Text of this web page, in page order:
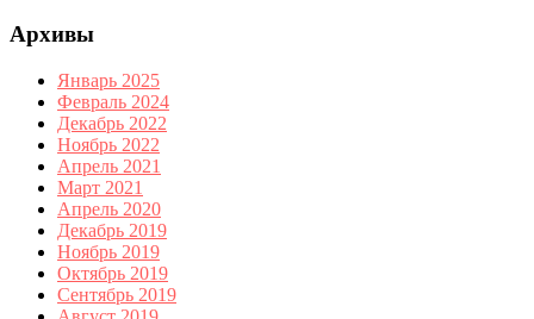
Архивы
Январь 2025
Февраль 2024
Декабрь 2022
Ноябрь 2022
Апрель 2021
Март 2021
Апрель 2020
Декабрь 2019
Ноябрь 2019
Октябрь 2019
Сентябрь 2019